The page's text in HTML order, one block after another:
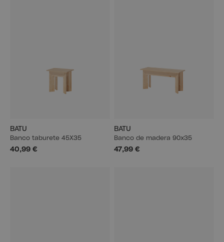
BATU
Banco taburete 45X35
40,99 €
BATU
Banco de madera 90x35
47,99 €